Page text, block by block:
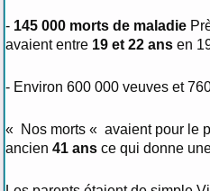
- 145 000 morts de maladie
avaient entre 19 et 22 ans en
- Environ 600 000 veuves et
« Nos morts « avaient pour le
ancien 41 ans ce qui donne